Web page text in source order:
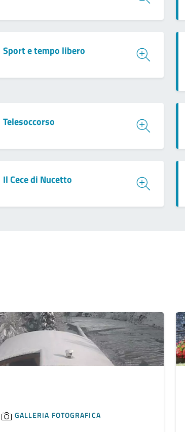
Sport e tempo libero
Telesoccorso
Il Cece di Nucetto
GALLERIA FOTOGRAFICA